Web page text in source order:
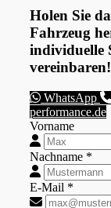
Holen Sie
Fahrzeug
individuelle
vereinbaren!
WhatsApp
performance.de
Vorname
Nachname *
E-Mail *